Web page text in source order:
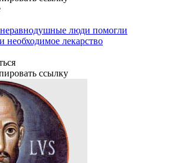
люди помогли
необходимое лекарство